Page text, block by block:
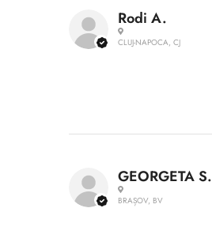
Rodi A.
CLUJ-NAPOCA, CJ
GEORGETA S.
BRAȘOV, BV